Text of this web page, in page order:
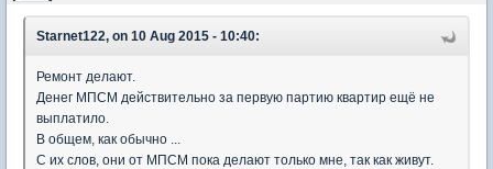
Starnet122, on 10 Aug 2015 - 10:40:
Ремонт делают.
Денег МПСМ действительно за первую партию квартир ещё не
выплатило.
В общем, как обычно ...
С их слов, они от МПСМ пока делают только мне, так как живут.